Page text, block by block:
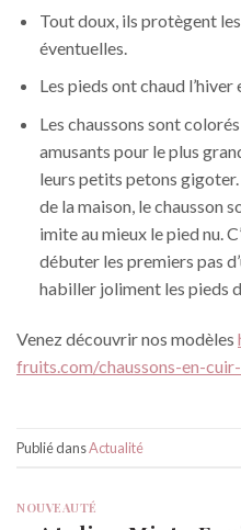
Tout doux, ils protègent
éventuelles.
Les pieds ont chaud
Les chaussons sont
amusants pour le plus
leurs petits petons
de la maison, le chausson
imite au mieux le pied nu.
débuter les premiers pas
habiller joliment les pieds
Venez découvrir nos modèles
fruits.com/chaussons-en-
Publié dansActualité
NOUVEAUTÉ